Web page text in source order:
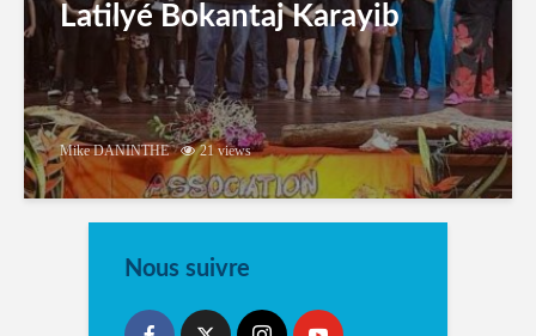
Latilyé Bokantaj Karayib
Mike DANINTHE 21 views
Nous suivre